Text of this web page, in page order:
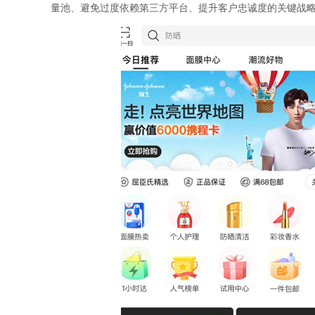
量池、避免过度依赖第三方平台、提升客户忠诚度的关键战